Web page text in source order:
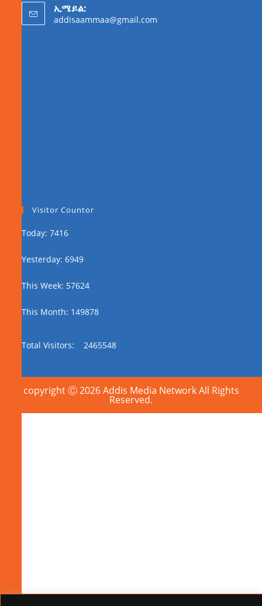
ኢሜይል:
addisaammaa@gmail.com
Visitor Countor
Today: 7416
Yesterday: 6949
This Week: 57624
This Month: 149878
Total Visitors: 2465548
copyright Ⓒ 2026 Addis Media Network All Rights
Reserved.